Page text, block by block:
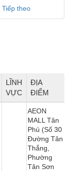
Tiếp theo
LĨNH
VỰC
ĐỊA
ĐIỂM
AEON
MALL Tân
Phú (Số 30
Đường Tân
Thắng,
Phường
Tân Sơn